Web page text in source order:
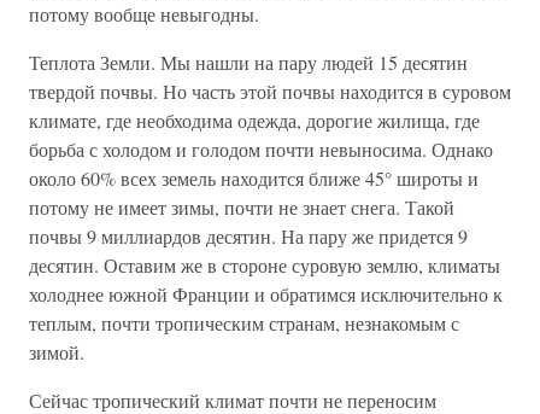
потому вообще невыгодны.
Теплота Земли. Мы нашли на пару людей 15 десятин
твердой почвы. Но часть этой почвы находится в суровом
климате, где необходима одежда, дорогие жилища, где
борьба с холодом и голодом почти невыносима. Однако
около 60% всех земель находится ближе 45° широты и
потому не имеет зимы, почти не знает снега. Такой
почвы 9 миллиардов десятин. На пару же придется 9
десятин. Оставим же в стороне суровую землю, климаты
холоднее южной Франции и обратимся исключительно к
теплым, почти тропическим странам, незнакомым с
зимой.
Сейчас тропический климат почти не переносим